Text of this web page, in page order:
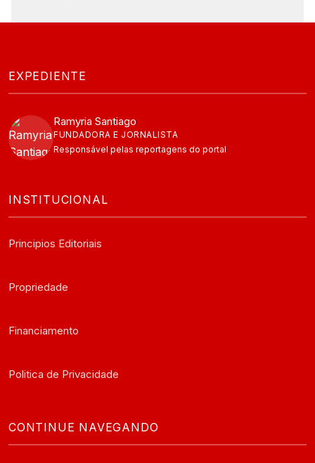
EXPEDIENTE
Ramyria Santiago
FUNDADORA E JORNALISTA
Responsável pelas reportagens do portal
INSTITUCIONAL
Principios Editoriais
Propriedade
Financiamento
Politica de Privacidade
CONTINUE NAVEGANDO